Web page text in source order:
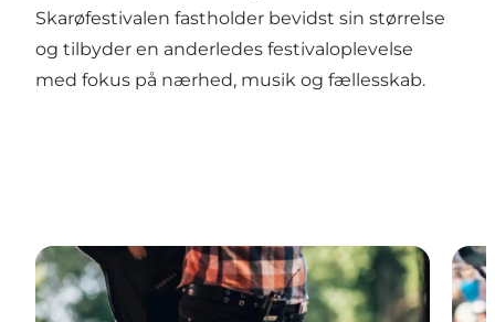
Skarøfestivalen fastholder bevidst sin størrelse
og tilbyder en anderledes festivaloplevelse
med fokus på nærhed, musik og fællesskab.